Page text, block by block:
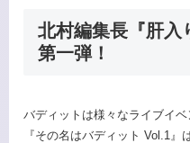
北村編集長『肝入
第一弾！
バディットは様々なライブイベ
『その名はバディット Vol.1』